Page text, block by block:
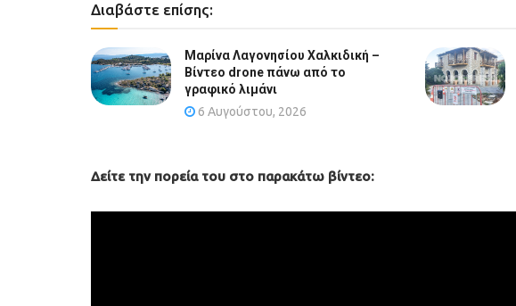
Διαβάστε επίσης:
Μαρίνα Λαγονησίου Χαλκιδική –
Βίντεο drone πάνω από το
γραφικό λιμάνι
6 Αυγούστου, 2026
Δείτε την πορεία του στο παρακάτω βίντεο: